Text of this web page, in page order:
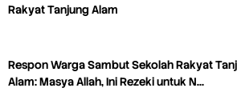
Rakyat Tanjung Alam
Respon Warga Sambut Sekolah Rakyat
Alam: Masya Allah, Ini Rezeki untuk N…